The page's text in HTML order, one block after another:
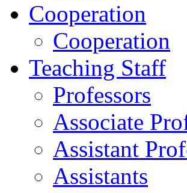
Cooperation
Cooperation
Teaching Staff
Professors
Associate
Assistant
Assistants